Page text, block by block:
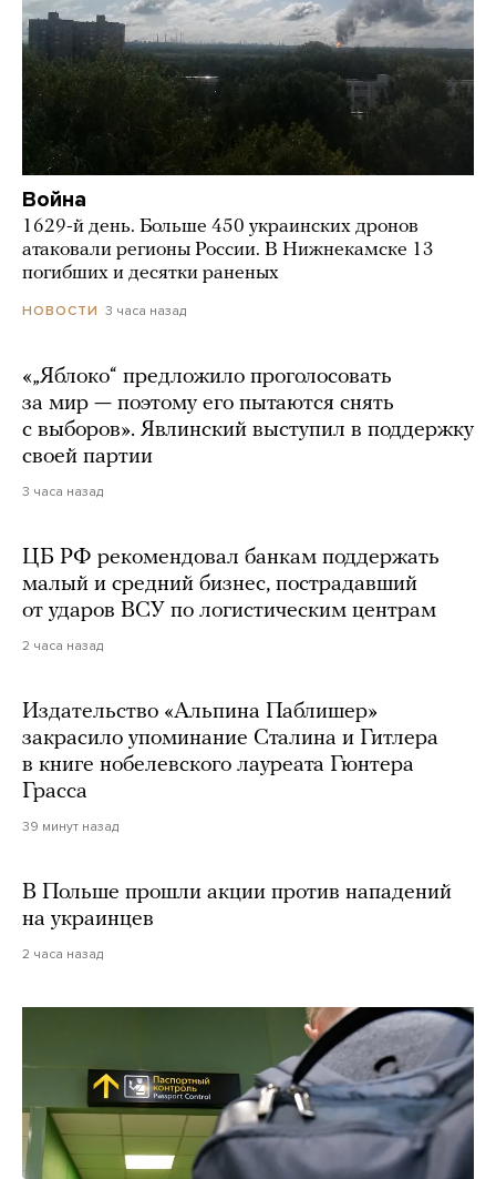
Война
1629-й день. Больше 450 украинских дронов
атаковали регионы России. В Нижнекамске 13
погибших и десятки раненых
НОВОСТИ 3 часа назад
«„Яблоко“ предложило проголосовать
за мир — поэтому его пытаются снять
с выборов». Явлинский выступил в поддержку
своей партии
3 часа назад
ЦБ РФ рекомендовал банкам поддержать
малый и средний бизнес, пострадавший
от ударов ВСУ по логистическим центрам
2 часа назад
Издательство «Альпина Паблишер»
закрасило упоминание Сталина и Гитлера
в книге нобелевского лауреата Гюнтера
Грасса
39 минут назад
В Польше прошли акции против нападений
на украинцев
2 часа назад